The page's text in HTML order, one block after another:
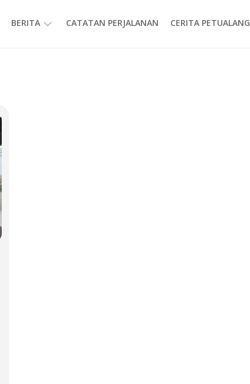
BERITA CATATAN PERJALANAN CERITA PETUALANG